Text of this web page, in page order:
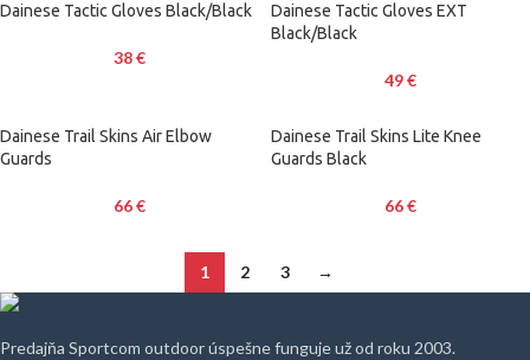
Dainese Tactic Gloves Black/Black
38€
Dainese Tactic Gloves EXT
Black/Black
49€
Dainese Trail Skins Air Elbow
Guards
66€
Dainese Trail Skins Lite Knee
Guards Black
66€
1 2 3 →
Predajňa Sportcom outdoor úspešne funguje už od roku 2003.